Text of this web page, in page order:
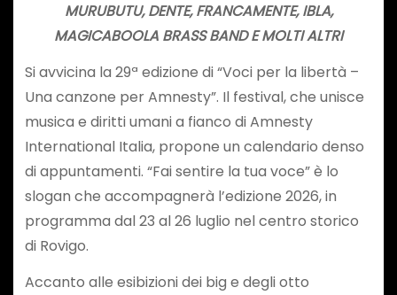
MURUBUTU, DENTE, FRANCAMENTE, IBLA,
MAGICABOOLA BRASS BAND E MOLTI ALTRI
Si avvicina la 29ª edizione di “Voci per la libertà –
Una canzone per Amnesty”. Il festival, che unisce
musica e diritti umani a fianco di Amnesty
International Italia, propone un calendario denso
di appuntamenti. “Fai sentire la tua voce” è lo
slogan che accompagnerà l’edizione 2026, in
programma dal 23 al 26 luglio nel centro storico
di Rovigo.
Accanto alle esibizioni dei big e degli otto